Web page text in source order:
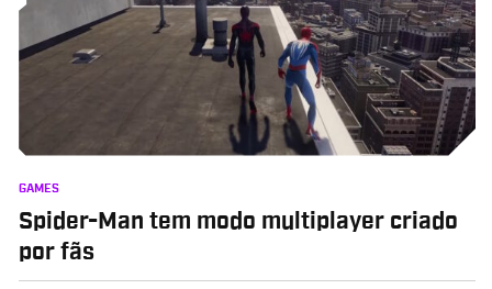
GAMES
Spider-Man tem modo multiplayer criado
por fãs